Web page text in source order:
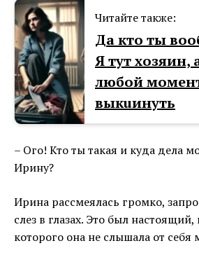
Читайте также:
Да кто ты
Я тут хозяин,
любой
выкuинуть
– Ого! Кто ты такая и куда дела
Ирину?
Ирина рассмеялась громко,
слез в глазах. Это был
которого она не слышала от себя